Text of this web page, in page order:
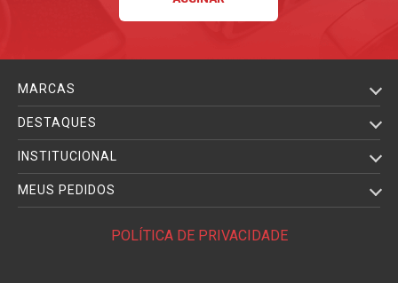
MARCAS
DESTAQUES
INSTITUCIONAL
MEUS PEDIDOS
POLÍTICA DE PRIVACIDADE